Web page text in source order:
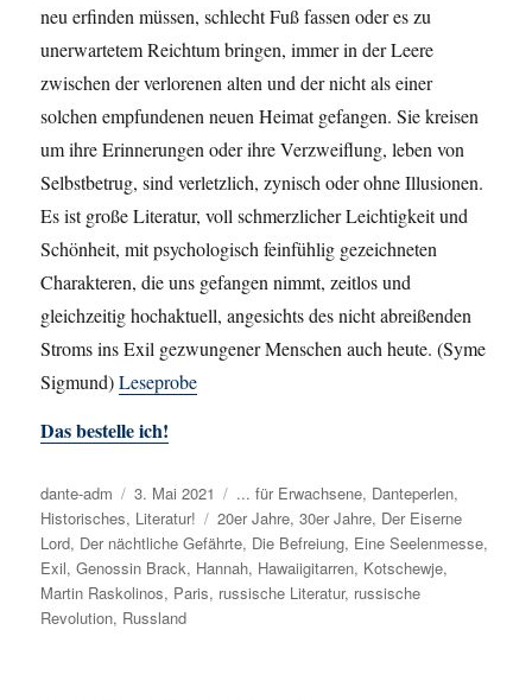
neu erfinden müssen, schlecht Fuß fassen oder es zu
unerwartetem Reichtum bringen, immer in der Leere
zwischen der verlorenen alten und der nicht als einer
solchen empfundenen neuen Heimat gefangen. Sie kreisen
um ihre Erinnerungen oder ihre Verzweiflung, leben von
Selbstbetrug, sind verletzlich, zynisch oder ohne Illusionen.
Es ist große Literatur, voll schmerzlicher Leichtigkeit und
Schönheit, mit psychologisch feinfühlig gezeichneten
Charakteren, die uns gefangen nimmt, zeitlos und
gleichzeitig hochaktuell, angesichts des nicht abreißenden
Stroms ins Exil gezwungener Menschen auch heute. (Syme
Sigmund)Leseprobe
Das bestelle ich!
Autor
dante-adm
Veröffentlicht
am
3. Mai 2021 Kategorien
... für Erwachsene, Danteperlen,
Historisches, Literatur! Schlagwörter
20er Jahre,30er Jahre, Der Eiserne
Lord, Der nächtliche Gefährte, Die Befreiung, Eine Seelenmesse,
Exil,Genossin Brack, Hannah, Hawaiigitarren, Kotschewje,
Martin Raskolinos, Paris, russische Literatur, russische
Revolution, Russland